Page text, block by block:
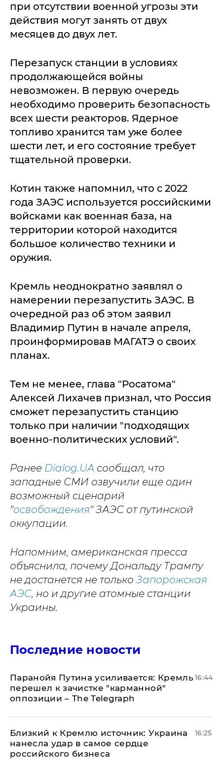
при отсутствии военной угрозы эти
действия могут занять от двух
месяцев до двух лет.
Перезапуск станции в условиях
продолжающейся войны
невозможен. В первую очередь
необходимо проверить безопасность
всех шести реакторов. Ядерное
топливо хранится там уже более
шести лет, и его состояние требует
тщательной проверки.
Котин также напомнил, что с 2022
года ЗАЭС используется российскими
войсками как военная база, на
территории которой находится
большое количество техники и
оружия.
Кремль неоднократно заявлял о
намерении перезапустить ЗАЭС. В
очередной раз об этом заявил
Владимир Путин в начале апреля,
проинформировав МАГАТЭ о своих
планах.
Тем не менее, глава "Росатома"
Алексей Лихачев признал, что Россия
сможет перезапустить станцию
только при наличии "подходящих
военно-политических условий".
Ранее Dialog.UA сообщал, что
западные СМИ озвучили еще один
возможный сценарий
"освобождения" ЗАЭС от путинской
оккупации.
Напомним, американская пресса
объяснила, почему Дональду Трампу
не достанется не только Запорожская
АЭС, но и другие атомные станции
Украины.
Последние новости
Паранойя Путина усиливается: Кремль
перешел к зачистке "карманной"
оппозиции – The Telegraph
16:44
Близкий к Кремлю источник: Украина
нанесла удар в самое сердце
российского бизнеса
16:25